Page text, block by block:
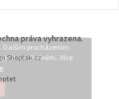
Dalším procházením
používáním.. Více
.
práva vyhrazena.
Shoptak.cz